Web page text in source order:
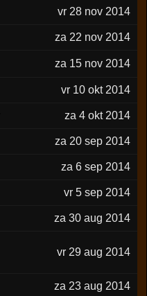
vr 28 nov 2014
za 22 nov 2014
za 15 nov 2014
vr 10 okt 2014
za 4 okt 2014
za 20 sep 2014
za 6 sep 2014
vr 5 sep 2014
za 30 aug 2014
vr 29 aug 2014
za 23 aug 2014